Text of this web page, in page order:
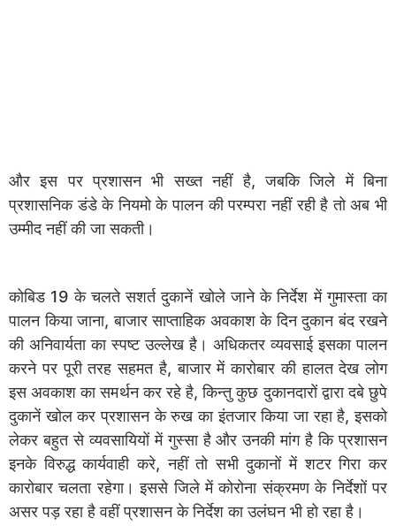
और इस पर प्रशासन भी सख्त नहीं है, जबकि जिले में बिना
प्रशासनिक डंडे के नियमो के पालन की परम्परा नहीं रही है तो अब भी
उम्मीद नहीं की जा सकती।
कोबिड 19 के चलते सशर्त दुकानें खोले जाने के निर्देश में गुमास्ता का
पालन किया जाना, बाजार साप्ताहिक अवकाश के दिन दुकान बंद रखने
की अनिवार्यता का स्पष्ट उल्लेख है। अधिकतर व्यवसाई इसका पालन
करने पर पूरी तरह सहमत है, बाजार में कारोबार की हालत देख लोग
इस अवकाश का समर्थन कर रहे है, किन्तु कुछ दुकानदारों द्वारा दबे छुपे
दुकानें खोल कर प्रशासन के रुख का इंतजार किया जा रहा है, इसको
लेकर बहुत से व्यवसायियों में गुस्सा है और उनकी मांग है कि प्रशासन
इनके विरुद्ध कार्यवाही करे, नहीं तो सभी दुकानों में शटर गिरा कर
कारोबार चलता रहेगा। इससे जिले में कोरोना संक्रमण के निर्देशों पर
असर पड़ रहा है वहीं प्रशासन के निर्देश का उलंघन भी हो रहा है।